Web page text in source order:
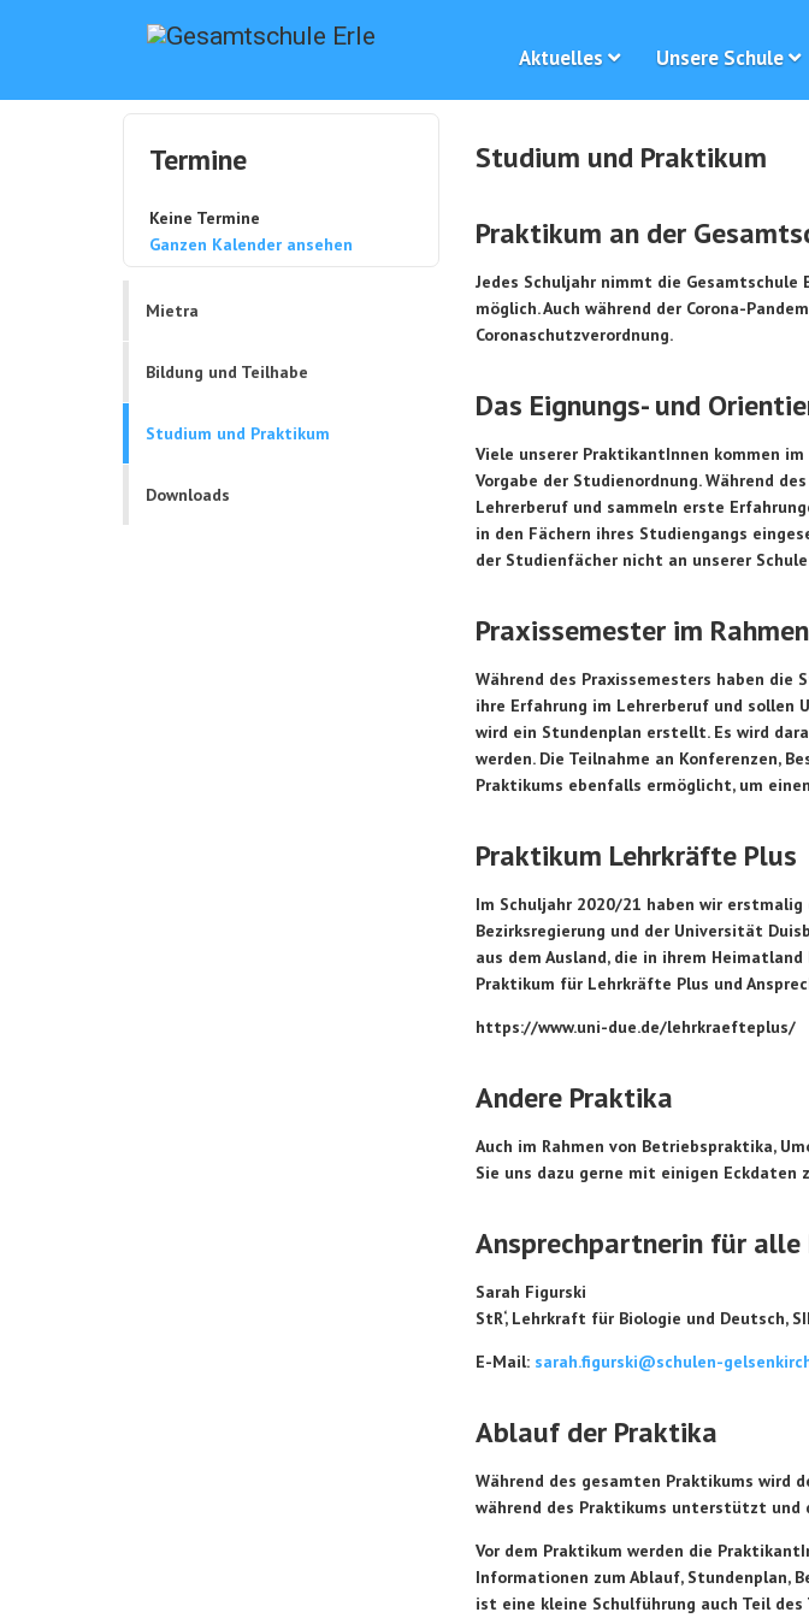
Aktuelles Unsere Schule
Termine
Keine Termine
Ganzen Kalender ansehen
Mietra
Bildung und Teilhabe
Studium und Praktikum
Downloads
Studium und Praktikum
Praktikum an der
Jedes Schuljahr nimmt die
möglich. Auch während der Corona-
Coronaschutzverordnung.
Das Eignungs- und
Viele unserer PraktikantInnen kommen im
Vorgabe der Studienordnung. Während
Lehrerberuf und sammeln erste
in den Fächern ihres Studiengangs
der Studienfächer nicht an unserer
Praxissemester im
Während des Praxissemesters haben
ihre Erfahrung im Lehrerberuf und
wird ein Stundenplan erstellt. Es wird
werden. Die Teilnahme an Konferenzen,
Praktikums ebenfalls ermöglicht, um
Praktikum Lehrkräfte Plus
Im Schuljahr 2020/21 haben wir
Bezirksregierung und der Universität
aus dem Ausland, die in ihrem
Praktikum für Lehrkräfte Plus und
https://www.uni-due.de/lehrkraefteplus/
Andere Praktika
Auch im Rahmen von Betriebspraktika,
Sie uns dazu gerne mit einigen Eckdaten
Ansprechpartnerin für alle
Sarah Figurski
StR‘, Lehrkraft für Biologie und Deutsch,
E-Mail: sarah.figurski@schulen-
Ablauf der Praktika
Während des gesamten Praktikums wird
während des Praktikums unterstützt und
Vor dem Praktikum werden die
Informationen zum Ablauf, Stundenplan,
ist eine kleine Schulführung auch Teil des